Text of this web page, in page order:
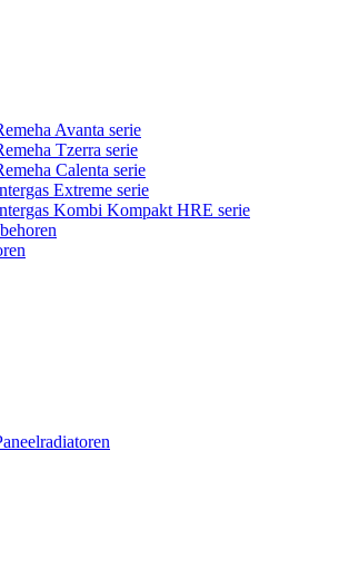
Avanta serie
Tzerra serie
Calenta serie
Extreme serie
Kombi Kompakt HRE serie